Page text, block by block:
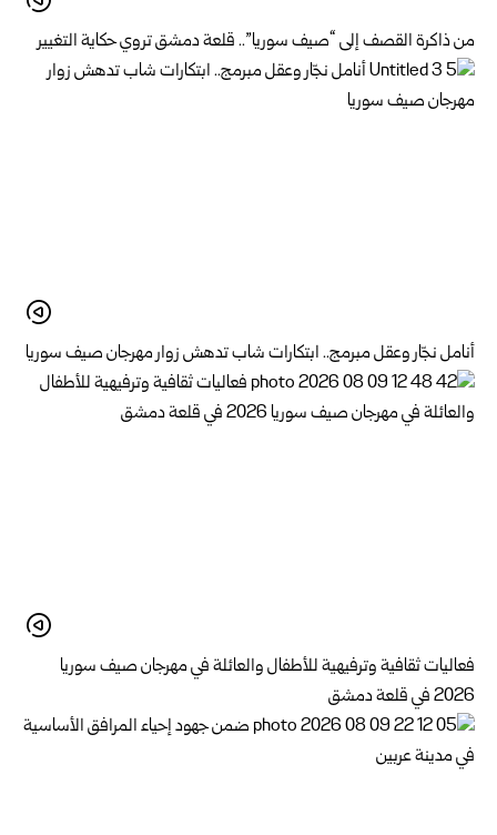
من ذاكرة القصف إلى “صيف سوريا”.. قلعة دمشق تروي حكاية التغيير
أنامل نجّار وعقل مبرمج.. ابتكارات شاب تدهش زوار مهرجان صيف سوريا
فعاليات ثقافية وترفيهية للأطفال والعائلة في مهرجان صيف سوريا
2026 في قلعة دمشق